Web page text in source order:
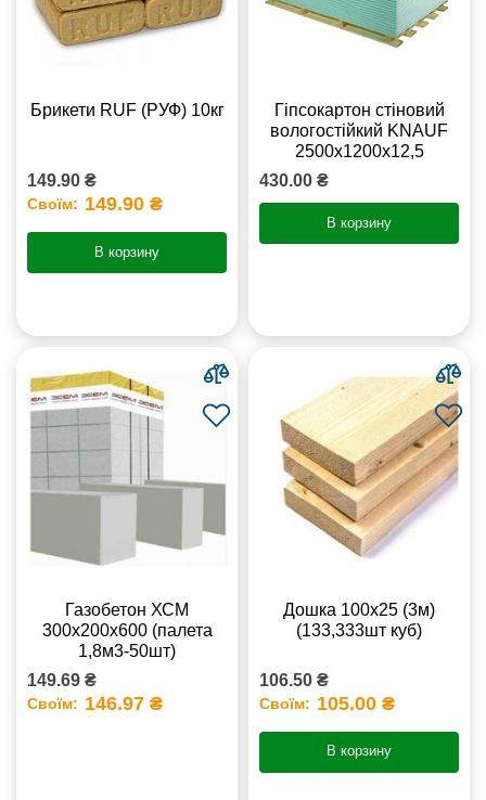
Брикети RUF (РУФ) 10кг
149.90 ₴
Своїм: 149.90 ₴
В корзину
Гіпсокартон стіновий
вологостійкий KNAUF
2500х1200х12,5
430.00 ₴
В корзину
Газобетон ХСМ
300x200x600 (палета
1,8м3-50шт)
149.69 ₴
Своїм: 146.97 ₴
Дошка 100х25 (3м)
(133,333шт куб)
106.50 ₴
Своїм: 105.00 ₴
В корзину